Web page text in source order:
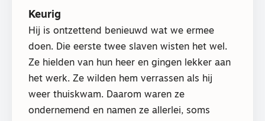
Keurig
Hij is ontzettend benieuwd wat we ermee
doen. Die eerste twee slaven wisten het wel.
Ze hielden van hun heer en gingen lekker aan
het werk. Ze wilden hem verrassen als hij
weer thuiskwam. Daarom waren ze
ondernemend en namen ze allerlei, soms